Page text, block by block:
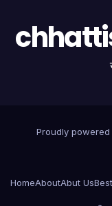
Proudly powered
HomeAboutAbut Us